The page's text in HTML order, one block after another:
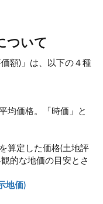
ついて
額)」は、以下の４種
均価格。「時価」と
算定した価格(土地評
的な地価の目安とさ
地価)